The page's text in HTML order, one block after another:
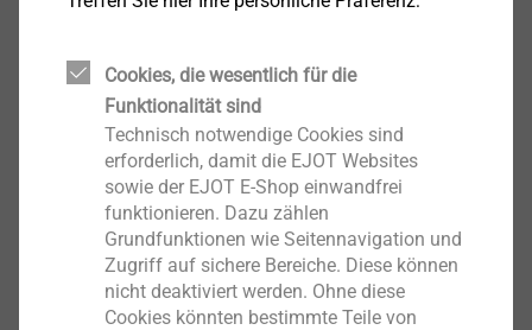
Produktdatenblatt.pdf 635 KB
Bitte beachten Sie: WDVS-Produkte sind nur
über Systemanbieter zu beziehen
Cookies, die wesentlich für die
Funktionalität sind
Technisch notwendige Cookies sind
erforderlich, damit die EJOT Websites
sowie der EJOT E-Shop einwandfrei
funktionieren. Dazu zählen
Grundfunktionen wie Seitennavigation und
Zugriff auf sichere Bereiche. Diese können
nicht deaktiviert werden. Ohne diese
Cookies könnten bestimmte Teile von